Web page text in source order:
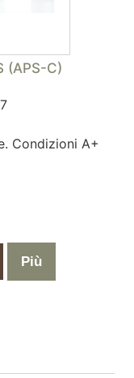
(APS-C)
Condizioni A+
Più